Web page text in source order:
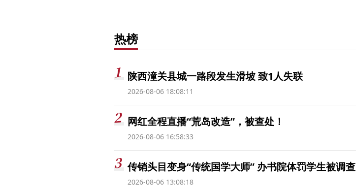
热榜
陕西潼关县城一路段发生滑坡 致1人失联
2026-08-06 18:08:11
网红全程直播“荒岛改造”，被查处！
2026-08-06 16:58:33
传销头目变身“传统国学大师” 办书院体罚学生被调查
2026-08-06 13:08:18